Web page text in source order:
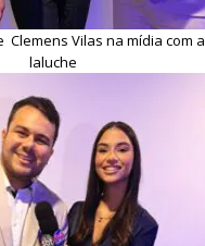
Clemens Vilas na mídia com a
laluche